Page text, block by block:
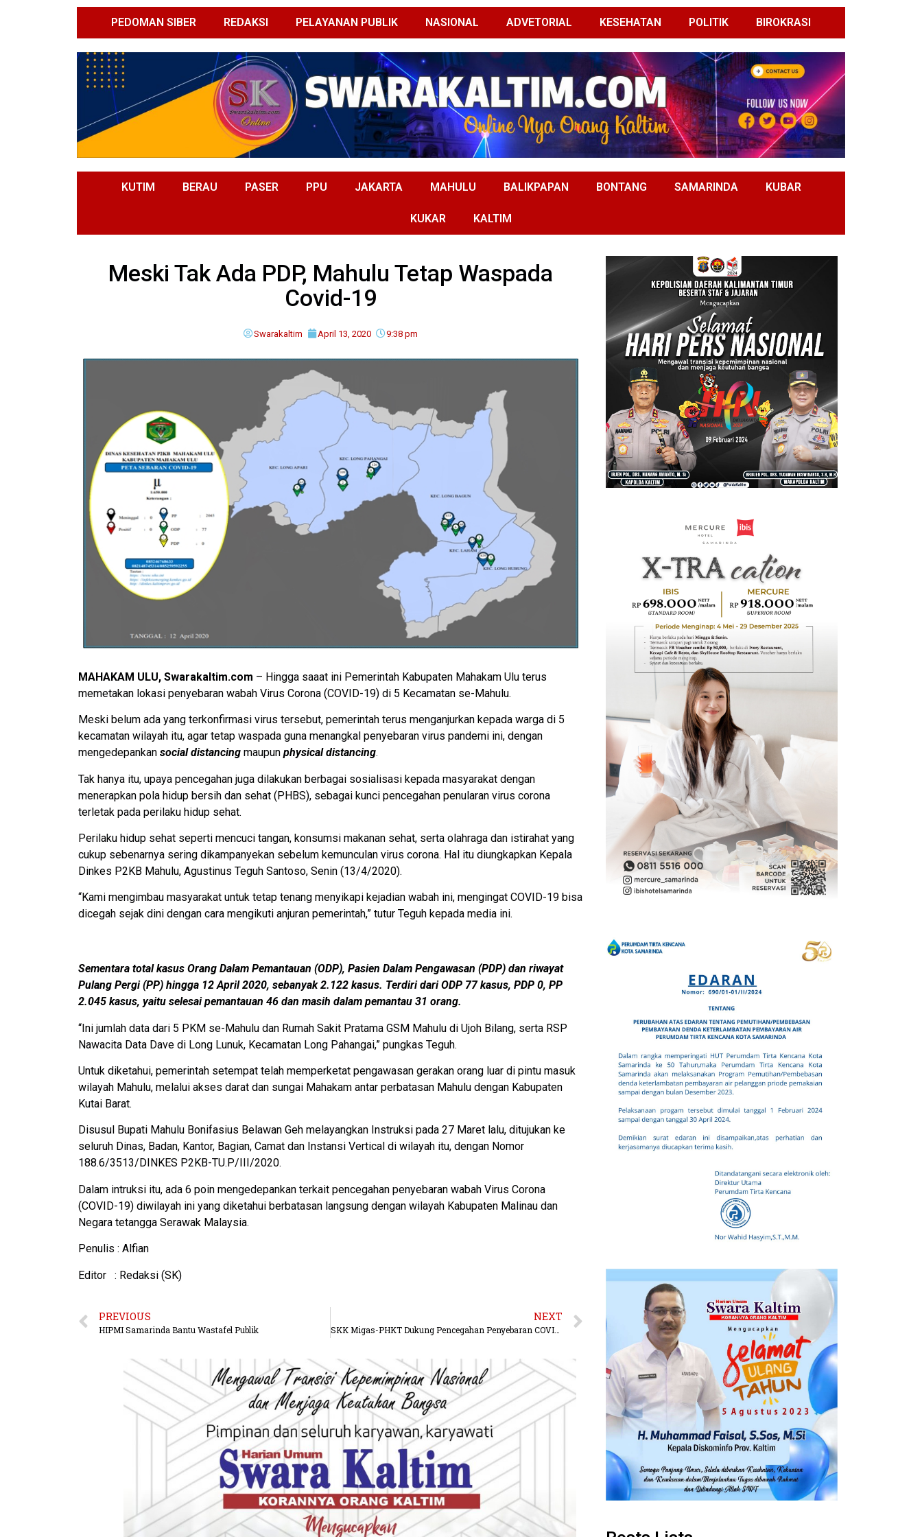
PEDOMAN SIBER REDAKSI PELAYANAN PUBLIK NASIONAL ADVETORIAL KESEHATAN POLITIK BIROKRASI
KUTIM BERAU PASER PPU JAKARTA MAHULU BALIKPAPAN BONTANG SAMARINDA KUBAR
KUKAR KALTIM
Meski Tak Ada PDP, Mahulu Tetap Waspada
Covid-19
Swarakaltim April 13, 2020 9:38 pm
MAHAKAM ULU, Swarakaltim.com – Hingga saaat ini Pemerintah Kabupaten Mahakam Ulu terus
memetakan lokasi penyebaran wabah Virus Corona (COVID-19) di 5 Kecamatan se-Mahulu.
Meski belum ada yang terkonfirmasi virus tersebut, pemerintah terus menganjurkan kepada warga di 5
kecamatan wilayah itu, agar tetap waspada guna menangkal penyebaran virus pandemi ini, dengan
mengedepankan social distancing maupun physical distancing.
Tak hanya itu, upaya pencegahan juga dilakukan berbagai sosialisasi kepada masyarakat dengan
menerapkan pola hidup bersih dan sehat (PHBS), sebagai kunci pencegahan penularan virus corona
terletak pada perilaku hidup sehat.
Perilaku hidup sehat seperti mencuci tangan, konsumsi makanan sehat, serta olahraga dan istirahat yang
cukup sebenarnya sering dikampanyekan sebelum kemunculan virus corona. Hal itu diungkapkan Kepala
Dinkes P2KB Mahulu, Agustinus Teguh Santoso, Senin (13/4/2020).
“Kami mengimbau masyarakat untuk tetap tenang menyikapi kejadian wabah ini, mengingat COVID-19 bisa
dicegah sejak dini dengan cara mengikuti anjuran pemerintah,” tutur Teguh kepada media ini.
Sementara total kasus Orang Dalam Pemantauan (ODP), Pasien Dalam Pengawasan (PDP) dan riwayat
Pulang Pergi (PP) hingga 12 April 2020, sebanyak 2.122 kasus. Terdiri dari ODP 77 kasus, PDP 0, PP
2.045 kasus, yaitu selesai pemantauan 46 dan masih dalam pemantau 31 orang.
“Ini jumlah data dari 5 PKM se-Mahulu dan Rumah Sakit Pratama GSM Mahulu di Ujoh Bilang, serta RSP
Nawacita Data Dave di Long Lunuk, Kecamatan Long Pahangai,” pungkas Teguh.
Untuk diketahui, pemerintah setempat telah memperketat pengawasan gerakan orang luar di pintu masuk
wilayah Mahulu, melalui akses darat dan sungai Mahakam antar perbatasan Mahulu dengan Kabupaten
Kutai Barat.
Disusul Bupati Mahulu Bonifasius Belawan Geh melayangkan Instruksi pada 27 Maret lalu, ditujukan ke
seluruh Dinas, Badan, Kantor, Bagian, Camat dan Instansi Vertical di wilayah itu, dengan Nomor
188.6/3513/DINKES P2KB-TU.P/III/2020.
Dalam intruksi itu, ada 6 poin mengedepankan terkait pencegahan penyebaran wabah Virus Corona
(COVID-19) diwilayah ini yang diketahui berbatasan langsung dengan wilayah Kabupaten Malinau dan
Negara tetangga Serawak Malaysia.
Penulis : Alfian
Editor : Redaksi (SK)
PREVIOUS
HIPMI Samarinda Bantu Wastafel Publik
NEXT